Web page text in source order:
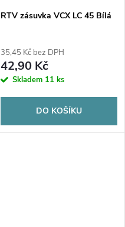
RTV zásuvka VCX LC 45 Bílá
35,45 Kč bez DPH
42,90 Kč
Skladem 11 ks
DO KOŠÍKU